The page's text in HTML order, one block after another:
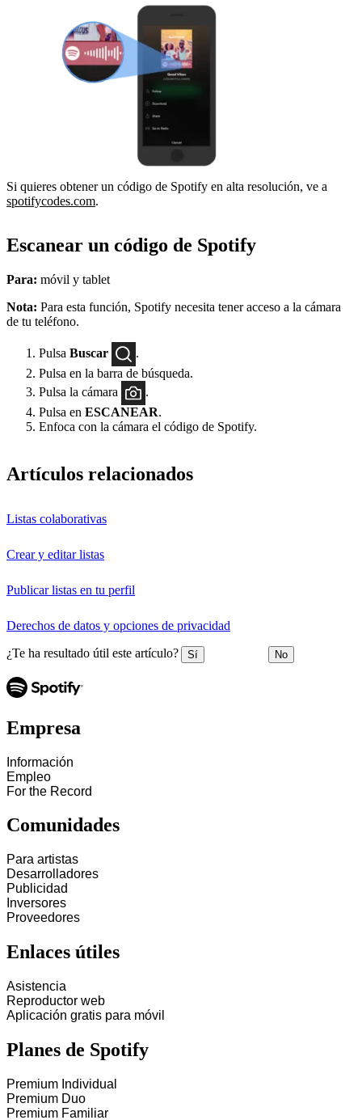
Si quieres obtener un código de Spotify en alta resolución, ve a
spotifycodes.com.
Escanear un código de Spotify
Para: móvil y tablet
Nota: Para esta función, Spotify necesita tener acceso a la cámara
de tu teléfono.
Pulsa Buscar
.
Pulsa en la barra de búsqueda.
Pulsa la cámara
.
Pulsa en ESCANEAR.
Enfoca con la cámara el código de Spotify.
Artículos relacionados
Listas colaborativas
Crear y editar listas
Publicar listas en tu perfil
Derechos de datos y opciones de privacidad
¿Te ha resultado útil este artículo? Sí No
Empresa
Información
Empleo
For the Record
Comunidades
Para artistas
Desarrolladores
Publicidad
Inversores
Proveedores
Enlaces útiles
Asistencia
Reproductor web
Aplicación gratis para móvil
Planes de Spotify
Premium Individual
Premium Duo
Premium Familiar